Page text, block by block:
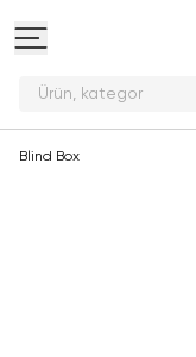
Ürün,
Blind Box